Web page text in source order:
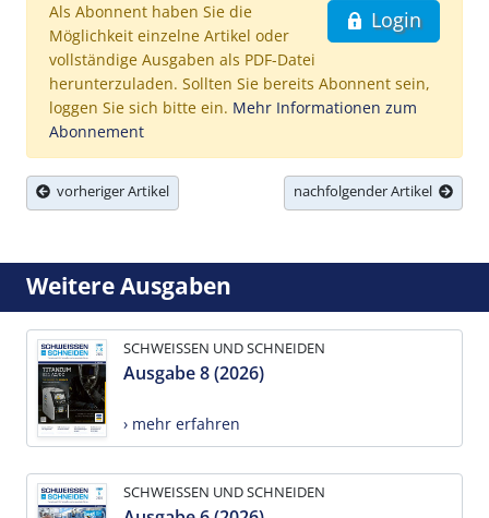
Login
Als Abonnent haben Sie die
Möglichkeit einzelne Artikel oder
vollständige Ausgaben als PDF-Datei
herunterzuladen. Sollten Sie bereits Abonnent sein,
loggen Sie sich bitte ein. Mehr Informationen zum
Abonnement
vorheriger Artikel nachfolgender Artikel
Weitere Ausgaben
SCHWEISSEN UND SCHNEIDEN
Ausgabe 8 (2026)
› mehr erfahren
SCHWEISSEN UND SCHNEIDEN